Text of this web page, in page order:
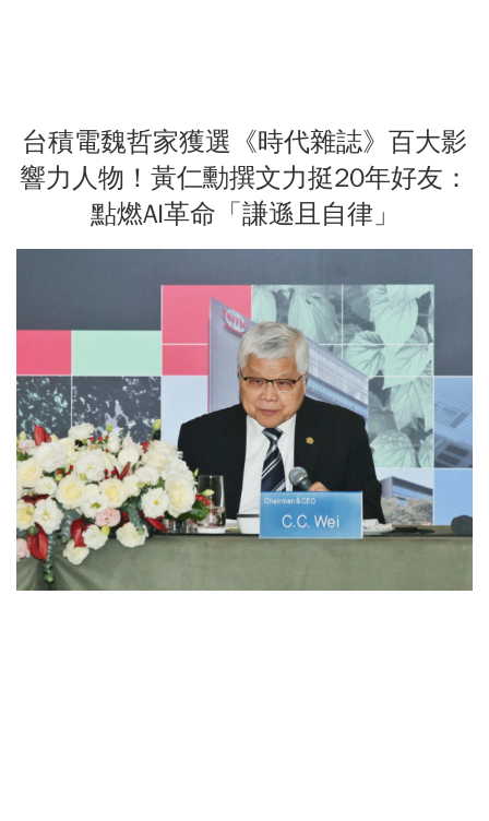
台積電魏哲家獲選《時代雜誌》百大影
響力人物！黃仁勳撰文力挺20年好友：
點燃AI革命「謙遜且自律」